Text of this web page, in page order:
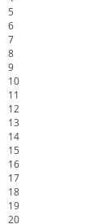
5
6
7
8
9
10
11
12
13
14
15
16
17
18
19
20